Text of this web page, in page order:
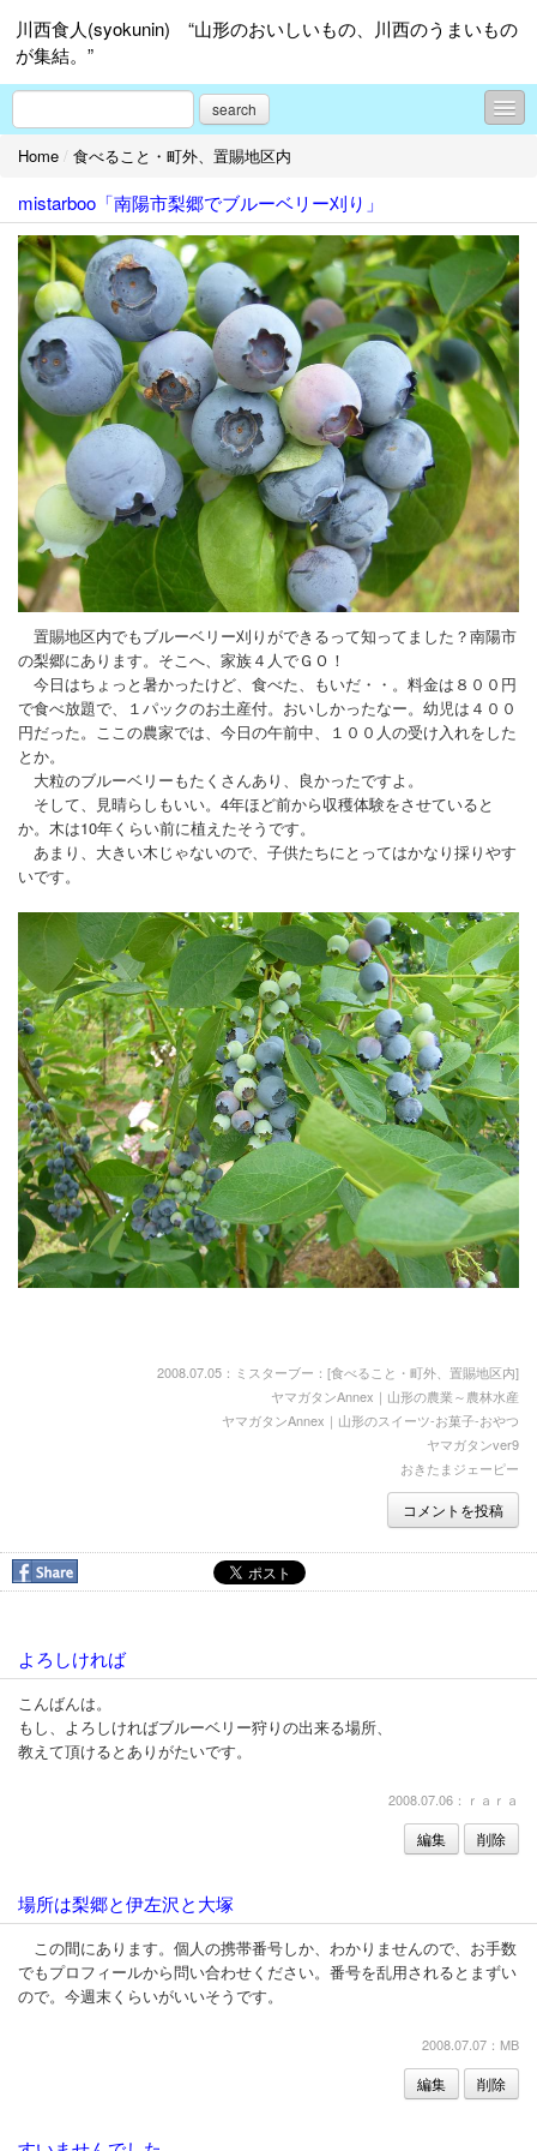
川西食人(syokunin) “山形のおいしいもの、川西のうまいもの
が集結。”
search
食のコラム
食べること・町内編
食べること・町外、置賜地区内
食べること・山形市内
食べること・置賜地区＆山形市以外、県内外
その他何でも
ダイヤモンドタトゥ「ヘアーサロン シーズ」
手作り編
米沢牛お買い得情報
プロフィール
プロフィール
お問合せ
Home / 食べること・町外、置賜地区内
mistarboo「南陽市梨郷でブルーベリー刈り」
置賜地区内でもブルーベリー刈りができるって知ってました？南陽市
の梨郷にあります。そこへ、家族４人でＧＯ！
今日はちょっと暑かったけど、食べた、もいだ・・。料金は８００円
で食べ放題で、１パックのお土産付。おいしかったなー。幼児は４００
円だった。ここの農家では、今日の午前中、１００人の受け入れをした
とか。
大粒のブルーベリーもたくさんあり、良かったですよ。
そして、見晴らしもいい。4年ほど前から収穫体験をさせていると
か。木は10年くらい前に植えたそうです。
あまり、大きい木じゃないので、子供たちにとってはかなり採りやす
いです。
2008.07.05：ミスターブー：[食べること・町外、置賜地区内]
ヤマガタンAnnex｜山形の農業～農林水産
ヤマガタンAnnex｜山形のスイーツ-お菓子-おやつ
ヤマガタンver9
おきたまジェーピー
コメントを投稿
よろしければ
こんばんは。
もし、よろしければブルーベリー狩りの出来る場所、
教えて頂けるとありがたいです。
2008.07.06：ｒａｒａ
編集 削除
場所は梨郷と伊左沢と大塚
この間にあります。個人の携帯番号しか、わかりませんので、お手数
でもプロフィールから問い合わせください。番号を乱用されるとまずい
ので。今週末くらいがいいそうです。
2008.07.07：MB
編集 削除